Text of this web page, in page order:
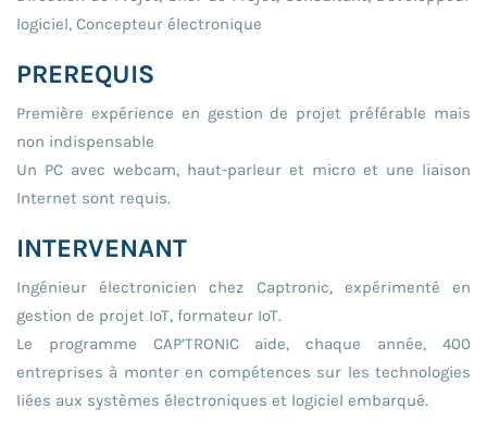
logiciel, Concepteur électronique
PREREQUIS
Première expérience en gestion de projet préférable mais
non indispensable
Un PC avec webcam, haut-parleur et micro et une liaison
Internet sont requis.
INTERVENANT
Ingénieur électronicien chez Captronic, expérimenté en
gestion de projet IoT, formateur IoT.
Le programme CAP’TRONIC aide, chaque année, 400
entreprises à monter en compétences sur les technologies
liées aux systèmes électroniques et logiciel embarqué.